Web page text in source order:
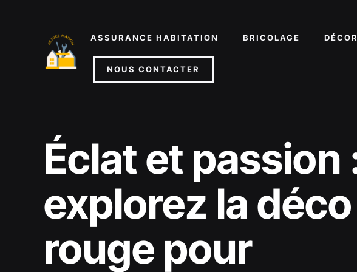
ASSURANCE HABITATION BRICOLAGE
NOUS CONTACTER
Éclat et passion
explorez la déco
rouge pour